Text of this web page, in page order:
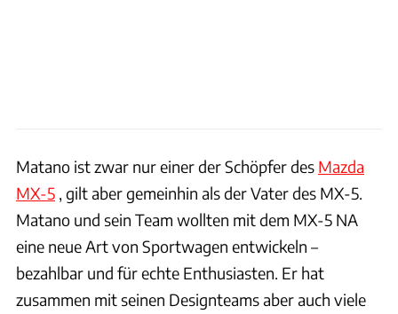
Matano ist zwar nur einer der Schöpfer des Mazda
MX-5 , gilt aber gemeinhin als der Vater des MX-5.
Matano und sein Team wollten mit dem MX-5 NA
eine neue Art von Sportwagen entwickeln –
bezahlbar und für echte Enthusiasten. Er hat
zusammen mit seinen Designteams aber auch viele